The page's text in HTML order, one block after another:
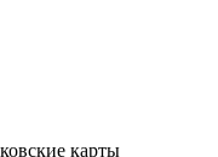
карты